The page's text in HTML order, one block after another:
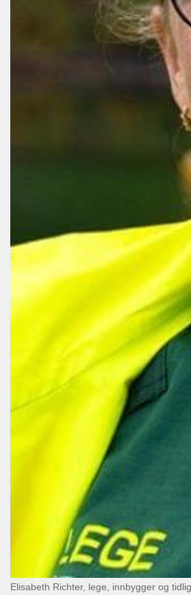
Elisabeth Richter, lege, innbygger og